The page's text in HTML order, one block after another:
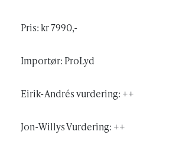
Pris: kr 7990,-
Importør: ProLyd
Eirik-Andrés vurdering: ++
Jon-Willys Vurdering: ++